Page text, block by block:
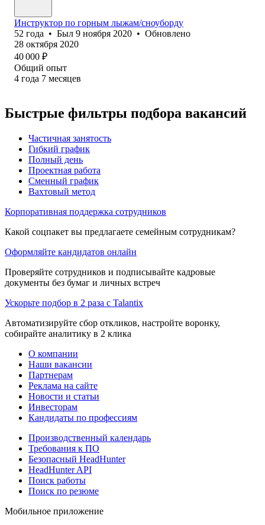
Инструктор по горным лыжам/сноуборду
52 года • Был 9 ноября 2020 • Обновлено
28 октября 2020
40 000 ₽
Общий опыт
4 года 7 месяцев
Быстрые фильтры подбора вакансий
Частичная занятость
Гибкий график
Полный день
Проектная работа
Сменный график
Вахтовый метод
Корпоративная поддержка сотрудников
Какой соцпакет вы предлагаете семейным сотрудникам?
Оформляйте кандидатов онлайн
Проверяйте сотрудников и подписывайте кадровые
документы без бумаг и личных встреч
Ускорьте подбор в 2 раза с Talantix
Автоматизируйте сбор откликов, настройте воронку,
собирайте аналитику в 2 клика
О компании
Наши вакансии
Партнерам
Реклама на сайте
Новости и статьи
Инвесторам
Кандидаты по профессиям
Производственный календарь
Требования к ПО
Безопасный HeadHunter
HeadHunter API
Поиск работы
Поиск по резюме
Мобильное приложение